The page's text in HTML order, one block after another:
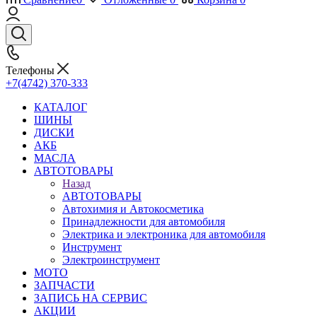
Телефоны
+7(4742) 370-333
КАТАЛОГ
ШИНЫ
ДИСКИ
АКБ
МАСЛА
АВТОТОВАРЫ
Назад
АВТОТОВАРЫ
Автохимия и Автокосметика
Принадлежности для автомобиля
Электрика и электроника для автомобиля
Инструмент
Электроинструмент
МОТО
ЗАПЧАСТИ
ЗАПИСЬ НА СЕРВИС
АКЦИИ